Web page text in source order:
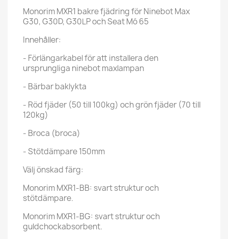
Monorim MXR1 bakre fjädring för Ninebot Max
G30, G30D, G30LP och Seat Mó 65
Innehåller:
- Förlängarkabel för att installera den
ursprungliga ninebot maxlampan
- Bärbar baklykta
- Röd fjäder (50 till 100kg) och grön fjäder (70 till
120kg)
- Broca (broca)
- Stötdämpare 150mm
Välj önskad färg:
Monorim MXR1-BB: svart struktur och
stötdämpare.
Monorim MXR1-BG: svart struktur och
guldchockabsorbent.